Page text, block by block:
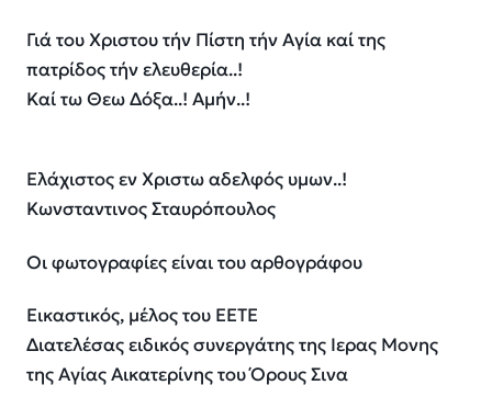
Γιά του Χριστου τήν Πίστη τήν Αγία καί της
πατρίδος τήν ελευθερία..!
Καί τω Θεω Δόξα..! Αμήν..!
Ελάχιστος εν Χριστω αδελφός υμων..!
Κωνσταντινος Σταυρόπουλος
Οι φωτογραφίες είναι του αρθογράφου
Εικαστικός, μέλος του ΕΕΤΕ
Διατελέσας ειδικός συνεργάτης της Ιερας Μονης
της Αγίας Αικατερίνης του Όρους Σινα